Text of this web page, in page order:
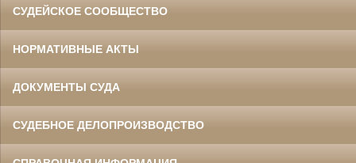
СУДЕЙСКОЕ СООБЩЕСТВО
НОРМАТИВНЫЕ АКТЫ
ДОКУМЕНТЫ СУДА
СУДЕБНОЕ ДЕЛОПРОИЗВОДСТВО